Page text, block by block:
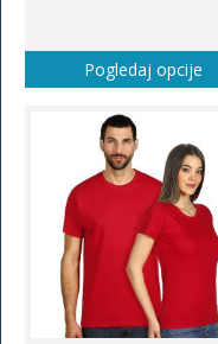
Pogledaj opcije